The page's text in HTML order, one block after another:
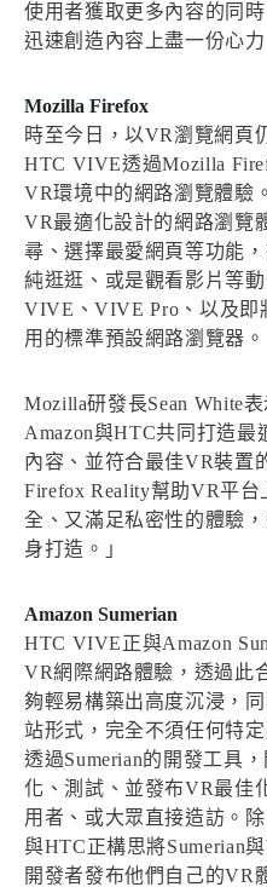
使用者獲取更多內容的同
迅速創造內容上盡一份心力
Mozilla Firefox
時至今日，以VR瀏覽網頁
HTC VIVE透過Mozilla
VR環境中的網路瀏覽體驗
VR最適化設計的網路瀏覽
尋、選擇最愛網頁等功能
純逛逛、或是觀看影片等
VIVE、VIVE Pro、以及即
用的標準預設網路瀏覽器。
Mozilla研發長Sean White
Amazon與HTC共同打造最
內容、並符合最佳VR裝置
Firefox Reality幫助VR平
全、又滿足私密性的體驗
身打造。」
Amazon Sumerian
HTC VIVE正與Amazon
VR網際網路體驗，透過此
夠輕易構築出高度沉浸，
站形式，完全不須任何特
透過Sumerian的開發工具
化、測試、並發布VR最佳
用者、或大眾直接造訪。
與HTC正構思將Sumerian
開發者發布他們自己的VR